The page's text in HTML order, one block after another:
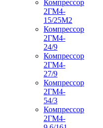
Компрессор
2ГМ4-
15/25М2
Компрессор
2ГМ4-
24/9
Компрессор
2ГМ4-
27/9
Компрессор
2ГМ4-
54/3
Компрессор
2ГМ4-